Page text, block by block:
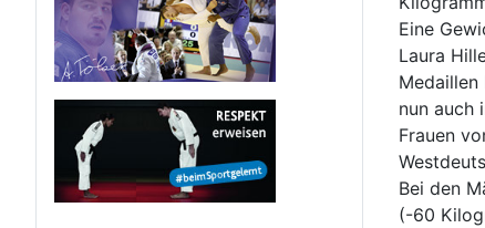
Eine
Laura
nun auch
Frauen
Bei den
(-60